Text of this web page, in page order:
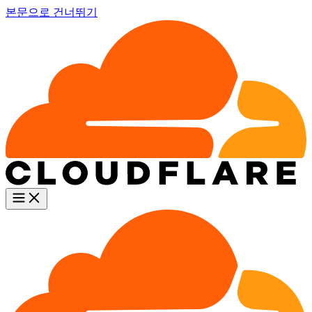
본문으로 건너뛰기